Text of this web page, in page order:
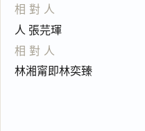
相對人
人 張芫琿
相對人
林湘甯即林奕臻